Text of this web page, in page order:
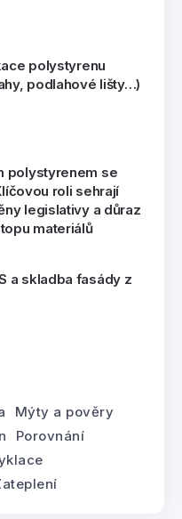
polystyrenu
podlahové lišty…)
polystyrenem se
roli sehrají
legislativy a důraz
materiálů
a skladba fasády z
Mýty a pověry
Porovnání